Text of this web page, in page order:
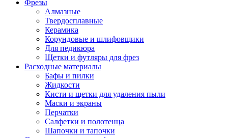
Фрезы
Алмазные
Твердосплавные
Керамика
Корундовые и шлифовщики
Для педикюра
Щетки и футляры для фрез
Расходные материалы
Бафы и пилки
Жидкости
Кисти и щетки для удаления пыли
Маски и экраны
Перчатки
Салфетки и полотенца
Шапочки и тапочки